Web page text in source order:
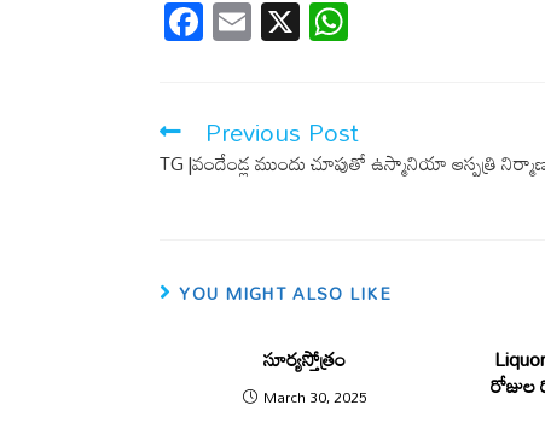
F
ac
b
o
E
m
X
s
A
Previous Post
TG |వందేండ్ల ముందు చూపుతో ఉస్మానియా ఆస్పత్రి
YOU MIGHT ALSO LIKE
సూర్యస్తోత్రం
March 30, 2025